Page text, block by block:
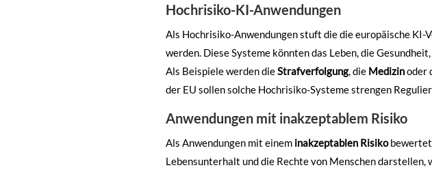
Hochrisiko-KI-Anwendungen
Als Hochrisiko-Anwendungen stuft die die europäische
werden. Diese Systeme könnten das Leben, die
Als Beispiele werden dieStrafverfolgung, die Medizinoder
der EU sollen solche Hochrisiko-Systeme strengen
Anwendungen mit inakzeptablem Risiko
Als Anwendungen mit einem inakzeptablen Risikobewertet
Lebensunterhalt und die Rechte von Menschen darstellen,